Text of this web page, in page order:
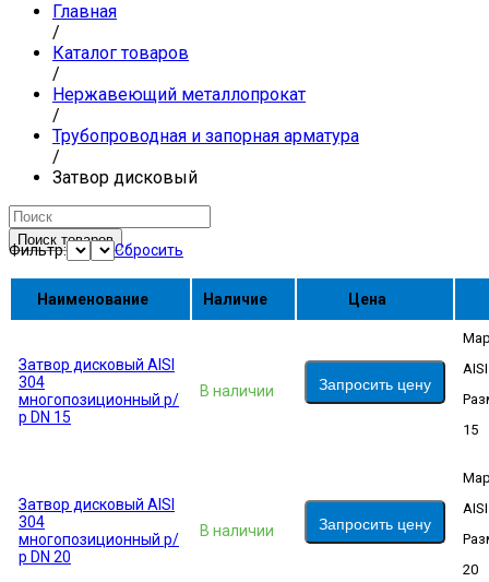
Главная
/
Каталог товаров
/
Нержавеющий металлопрокат
/
Трубопроводная и запорная арматура
/
Затвор дисковый
Поиск товаров
Фильтр: Сбросить
Наименование Наличие Цена
Затвор дисковый AISI
304
многопозиционный р/
р DN 15
В наличии Запросить цену
15
Затвор дисковый AISI
304
многопозиционный р/
р DN 20
В наличии Запросить цену
20